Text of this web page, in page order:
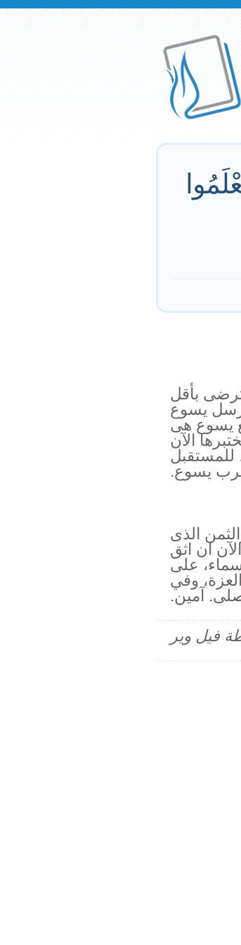
ترضى بأقل
يسوع
يسوع هى
الآن
للمستقبل
الرب يسوع.
الذى
ان اثق
على
وفي
آمين.
فيل وير